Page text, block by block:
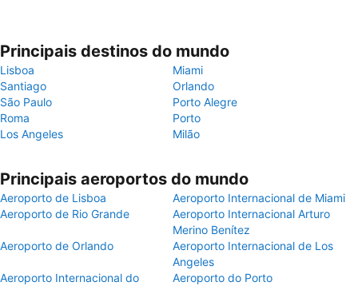
Principais destinos do mundo
Lisboa
Miami
Santiago
Orlando
São Paulo
Porto Alegre
Roma
Porto
Los Angeles
Milão
Principais aeroportos do mundo
Aeroporto de Lisboa
Aeroporto Internacional de Miami
Aeroporto de Rio Grande
Aeroporto Internacional Arturo
Merino Benítez
Aeroporto de Orlando
Aeroporto Internacional de Los
Angeles
Aeroporto Internacional do
Aeroporto do Porto